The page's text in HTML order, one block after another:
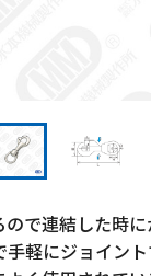
で連結した時に
軽にジョイン